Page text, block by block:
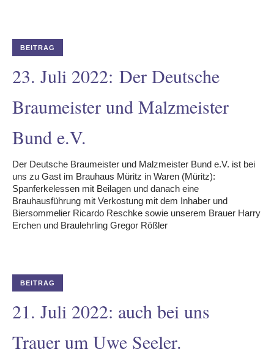
BEITRAG
23. Juli 2022: Der Deutsche
Braumeister und Malzmeister
Bund e.V.
Der Deutsche Braumeister und Malzmeister Bund e.V. ist bei
uns zu Gast im Brauhaus Müritz in Waren (Müritz):
Spanferkelessen mit Beilagen und danach eine
Brauhausführung mit Verkostung mit dem Inhaber und
Biersommelier Ricardo Reschke sowie unserem Brauer Harry
Erchen und Braulehrling Gregor Rößler
BEITRAG
21. Juli 2022: auch bei uns
Trauer um Uwe Seeler.